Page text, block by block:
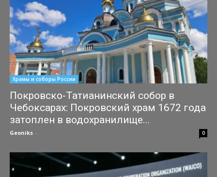
Храмы и соборы России
Покровско-Татианинский собор в
Чебоксарах: Покровский храм 1672 года
затоплен в водохранилище...
Geoniks - 0